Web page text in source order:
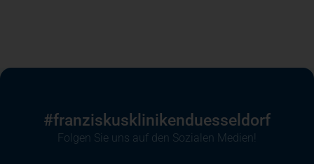
#franziskusklinikenduesseldorf
Folgen Sie uns auf den Sozialen Medien!